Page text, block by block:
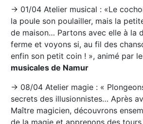
→ 01/04 Atelier musical : «Le
la poule son poulailler, mais la
de maison… Partons avec elle à la
ferme et voyons si, au fil des
enfin son petit coin ! », animé par
musicales de Namur
→ 08/04 Atelier magie : «
secrets des illusionnistes… Après
Maître magicien, découvrons
de la magie et apprenons des